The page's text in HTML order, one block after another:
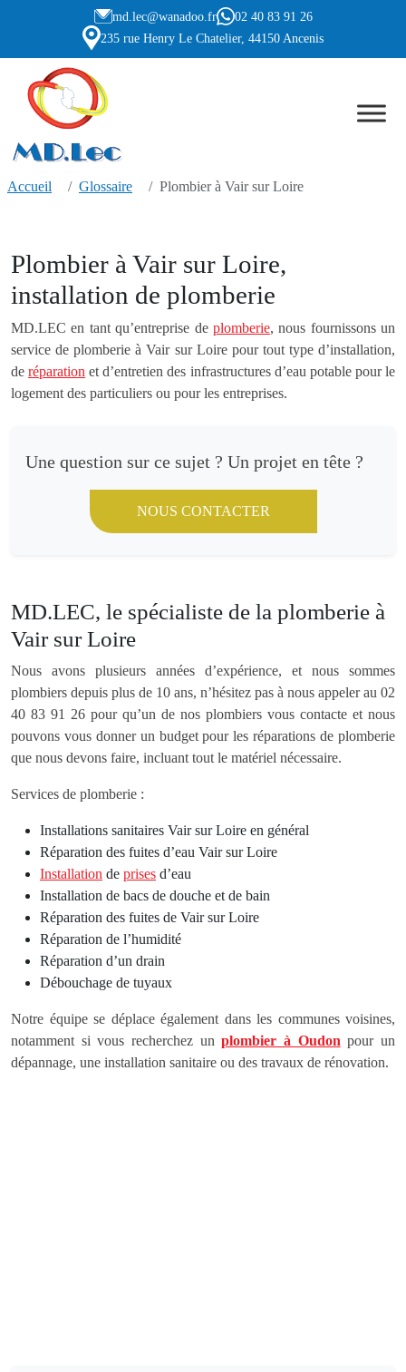
md.lec@wanadoo.fr
02 40 83 91 26
235 rue Henry Le Chatelier, 44150 Ancenis
Accueil Glossaire Plombier à Vair sur Loire
Plombier à Vair sur Loire,
installation de plomberie
MD.LEC en tant qu’entreprise de plomberie, nous fournissons un
service de plomberie à Vair sur Loire pour tout type d’installation,
deréparation et d’entretien des infrastructures d’eau potable pour le
logement des particuliers ou pour les entreprises.
Une question sur ce sujet ? Un projet en tête ?
NOUS CONTACTER
MD.LEC, le spécialiste de la plomberie à
Vair sur Loire
Nous avons plusieurs années d’expérience, et nous sommes
plombiers depuis plus de 10 ans, n’hésitez pas à nous appeler au 02
40 83 91 26 pour qu’un de nos plombiers vous contacte et nous
pouvons vous donner un budget pour les réparations de plomberie
que nous devons faire, incluant tout le matériel nécessaire.
Services de plomberie :
Installations sanitaires Vair sur Loire en général
Réparation des fuites d’eau Vair sur Loire
Installation de prises d’eau
Installation de bacs de douche et de bain
Réparation des fuites de Vair sur Loire
Réparation de l’humidité
Réparation d’un drain
Débouchage de tuyaux
Notre équipe se déplace également dans les communes voisines,
notamment si vous recherchez unplombier à Oudon pour un
dépannage, une installation sanitaire ou des travaux de rénovation.